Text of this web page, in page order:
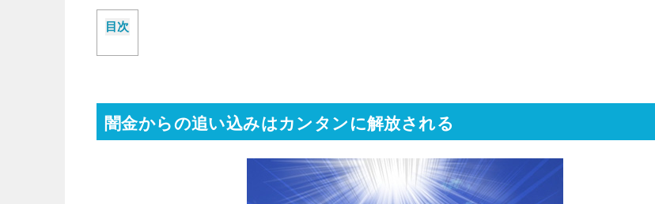
目次
闇金からの追い込みはカンタンに解放される